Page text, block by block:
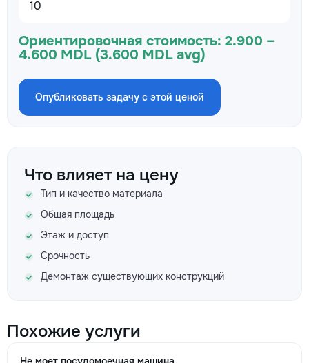
Ориентировочная стоимость: 2.900 –
4.600 MDL (3.600 MDL avg)
Опубликовать задачу с этой ценой
Что влияет на цену
Тип и качество материала
Общая площадь
Этаж и доступ
Срочность
Демонтаж существующих конструкций
Похожие услуги